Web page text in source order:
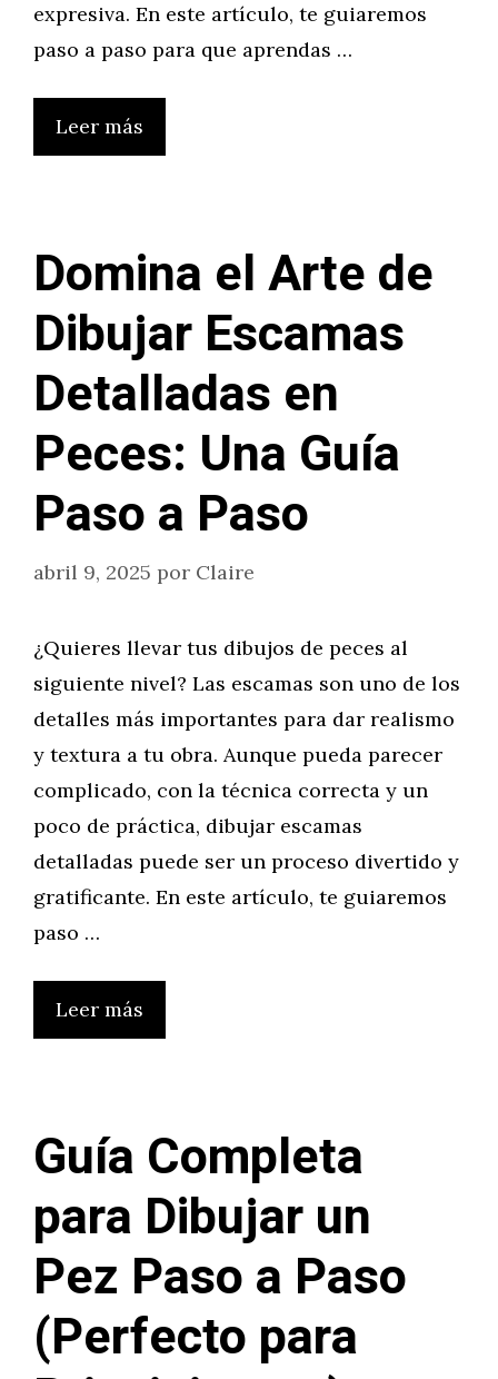
expresiva. En este artículo, te guiaremos
paso a paso para que aprendas …
Leer más
Domina el Arte de
Dibujar Escamas
Detalladas en
Peces: Una Guía
Paso a Paso
abril 9, 2025 por Claire
¿Quieres llevar tus dibujos de peces al
siguiente nivel? Las escamas son uno de los
detalles más importantes para dar realismo
y textura a tu obra. Aunque pueda parecer
complicado, con la técnica correcta y un
poco de práctica, dibujar escamas
detalladas puede ser un proceso divertido y
gratificante. En este artículo, te guiaremos
paso …
Leer más
Guía Completa
para Dibujar un
Pez Paso a Paso
(Perfecto para